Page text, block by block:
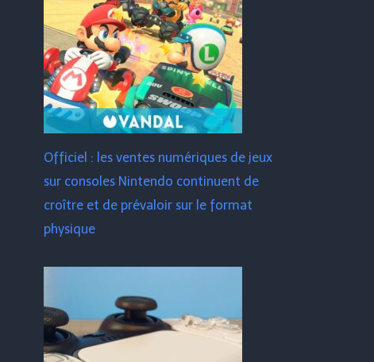
Officiel : les ventes numériques de jeux
sur consoles Nintendo continuent de
croître et de prévaloir sur le format
physique